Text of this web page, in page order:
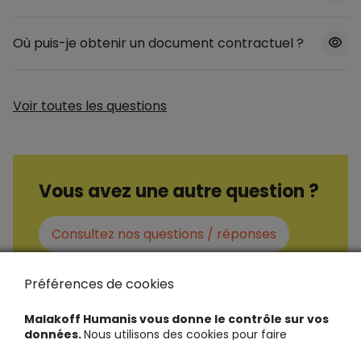
Où puis-je obtenir un document contractuel ?
Voir toutes les questions
Vous avez une autre question ?
Consultez nos questions / réponses
Préférences de cookies
Malakoff Humanis vous donne le contrôle sur vos
données.Nous utilisons des cookies pour faire